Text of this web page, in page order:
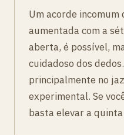
Um acorde
aumentada com a
aberta, é possível,
cuidadoso dos
principalmente no
experimental. Se
basta elevar a quinta